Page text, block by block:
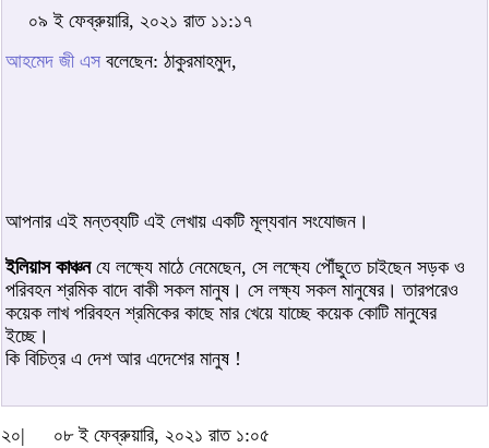
০৯ ই ফেব্রুয়ারি, ২০২১ রাত ১১:১৭
আহমেদ জী এস বলেছেন: ঠাকুরমাহমুদ,
আপনার এই মন্তব্যটি এই লেখায় একটি মূল্যবান সংযোজন।
ইলিয়াস কাঞ্চনযে লক্ষ্যে মাঠে নেমেছেন, সে লক্ষ্যে পৌঁছুতে চাইছেন সড়ক ও
পরিবহন শ্রমিক বাদে বাকী সকল মানুষ। সে লক্ষ্য সকল মানুষের। তারপরেও
কয়েক লাখ পরিবহন শ্রমিকের কাছে মার খেয়ে যাচ্ছে কয়েক কোটি মানুষের
ইচ্ছে।
কি বিচিত্র এ দেশ আর এদেশের মানুষ !
২০|
০৮ ই ফেব্রুয়ারি, ২০২১ রাত ১:০৫